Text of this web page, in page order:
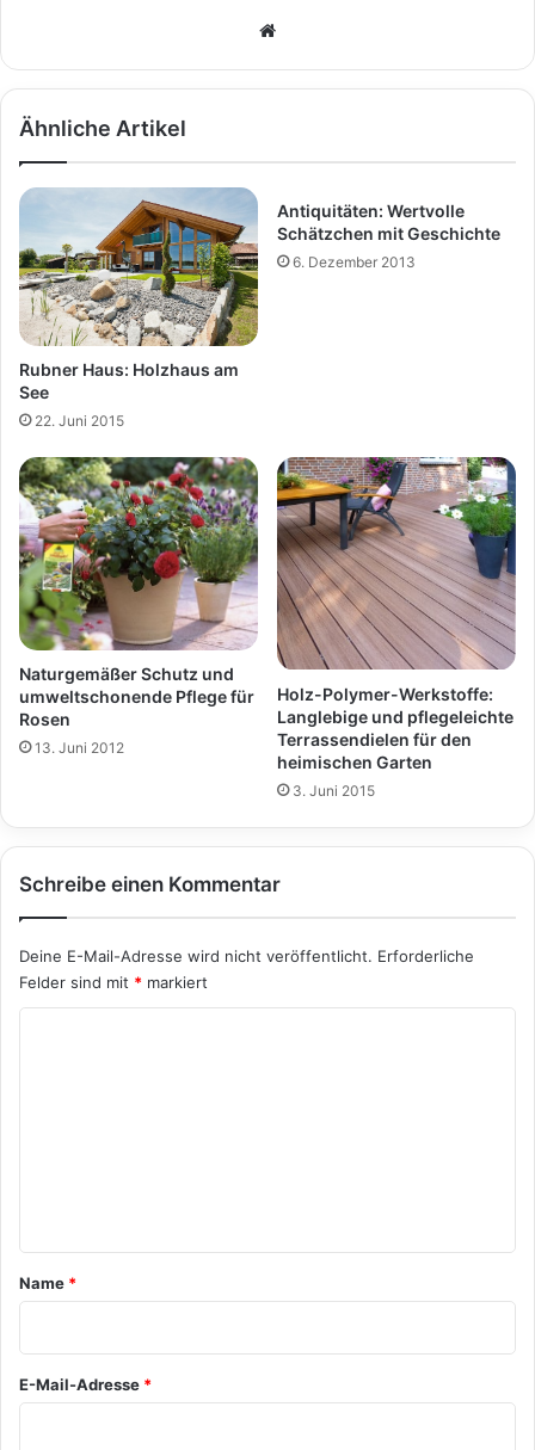
eit
Ähnliche Artikel
Rubner Haus: Holzhaus am
See
22. Juni 2015
Antiquitäten: Wertvolle
Schätzchen mit Geschichte
6. Dezember 2013
Naturgemäßer Schutz und
umweltschonende Pflege für
Rosen
13. Juni 2012
Holz-Polymer-Werkstoffe:
Langlebige und pflegeleichte
Terrassendielen für den
heimischen Garten
3. Juni 2015
Schreibe einen Kommentar
Deine E-Mail-Adresse wird nicht veröffentlicht. Erforderliche
Felder sind mit * markiert
a
*
Name *
E-Mail-Adresse *